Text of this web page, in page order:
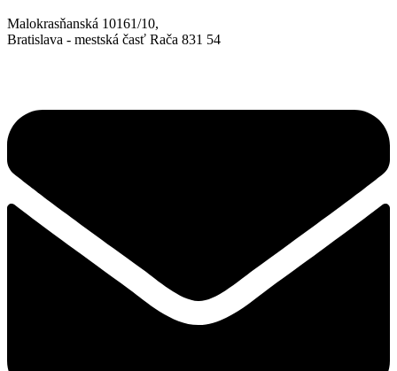
Malokrasňanská 10161/10,
Bratislava - mestská časť Rača 831 54